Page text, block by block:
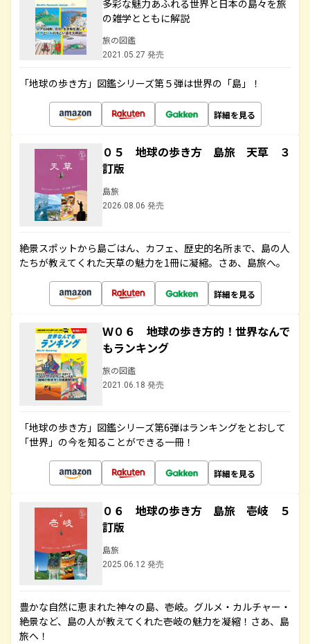
多彩な魅力あふれる世界と日本の島々を旅
の雑学とともに解説
旅の図鑑
2021.05.27 発売
「地球の歩き方」図鑑シリーズ第５弾は世界の「島」！
詳細を見る
０５ 地球の歩き方 島旅 天草 ３
訂版
島旅
2026.08.06 発売
絶景スポットから島ごはん、カフェ、歴史的名所まで、島の人
たちが教えてくれた天草の魅力を1冊に凝縮。さあ、島旅へ。
詳細を見る
Ｗ０６ 地球の歩き方的！世界なんで
もランキング
旅の図鑑
2021.06.18 発売
「地球の歩き方」図鑑シリーズ第6弾はランキングをとおして
「世界」の今を知ることができる一冊！
詳細を見る
０６ 地球の歩き方 島旅 壱岐 ５
訂版
島旅
2025.06.12 発売
豊かな自然に恵まれた神々の島、壱岐。グルメ・カルチャー・
絶景など、島の人が教えてくれた壱岐の魅力を凝縮！さあ、島
旅へ！